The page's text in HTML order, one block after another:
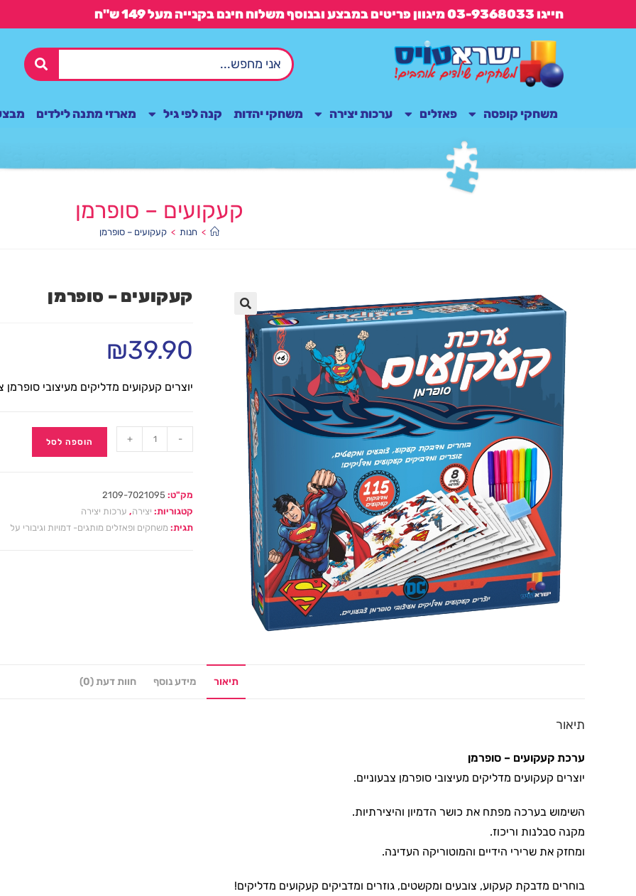
חייגו 03-9368033 מיגוון פריטים במבצע ובנוסף משלוח חינם בקנייה מעל 149 ש"ח
משחקי קופסה פאזלים ערכות יצירה משחקי יהדות קנה לפי גיל מארזי מתנה לילדים
קעקועים – סופרמן
> חנות > קעקועים – סופרמן
קעקועים – סופרמן
₪39.90
יוצרים קעקועים מדליקים מעיצובי סופרמן
-
+ הוספה לסל
מק"ט: 2109-7021095
קטגוריות: יצירה, ערכות יצירה
תגית: משחקים ופאזלים מותגים- דמויות וגיבורי על
תיאור מידע נוסף חוות דעת (0)
תיאור
ערכת קעקועים – סופרמן
יוצרים קעקועים מדליקים מעיצובי סופרמן צבעוניים.
השימוש בערכה מפתח את כושר הדמיון והיצירתיות.
מקנה סבלנות וריכוז.
ומחזק את שרירי הידיים והמוטוריקה העדינה.
בוחרים מדבקת קעקוע, צובעים ומקשטים, גוזרים ומדביקים קעקועים מדליקים!